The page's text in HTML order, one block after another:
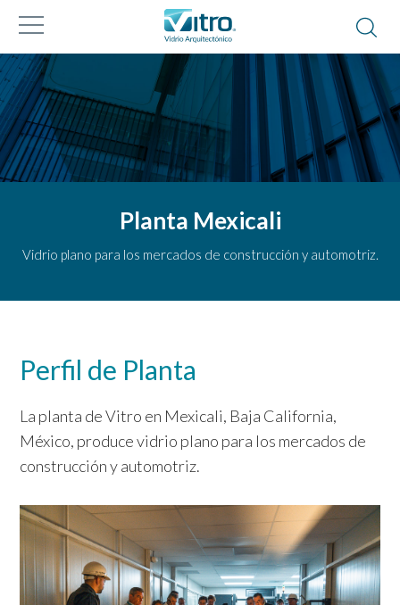
Planta Mexicali
Vidrio plano para los mercados de construcción y automotriz.
Perfil de Planta
La planta de Vitro en Mexicali, Baja California,
México, produce vidrio plano para los mercados de
construcción y automotriz.